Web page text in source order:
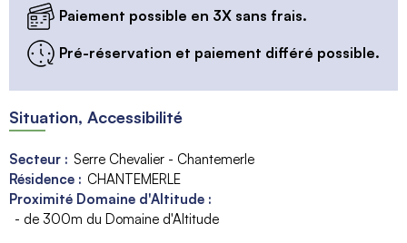
Paiement possible en 3X sans frais.
Pré-réservation et paiement différé possible.
Situation, Accessibilité
Secteur : Serre Chevalier - Chantemerle
Résidence : CHANTEMERLE
Proximité Domaine d'Altitude :
- de 300m du Domaine d'Altitude